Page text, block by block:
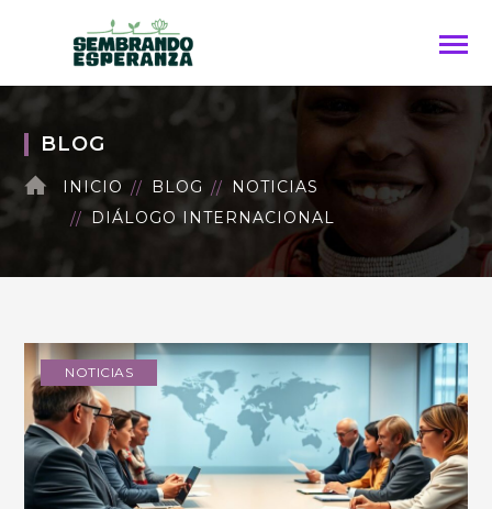
BLOG
INICIO BLOG
NOTICIAS
DIÁLOGO INTERNACIONAL
NOTICIAS